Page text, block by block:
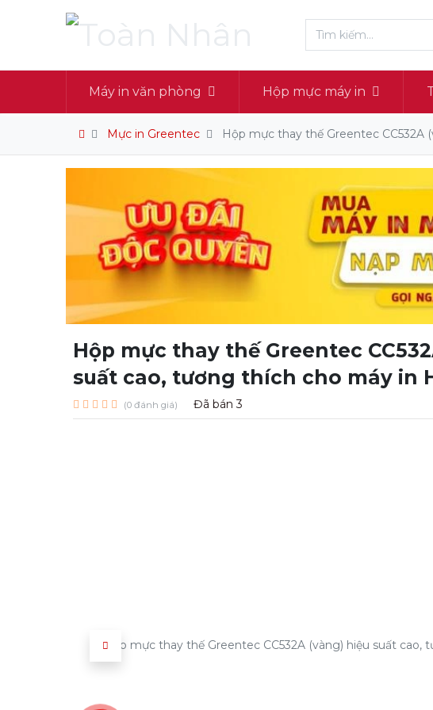
Máy in văn phòng Hộp mực máy in
Mực in Greentec Hộp mực thay thế Greentec
Hộp mực thay thế Greentec
suất cao, tương thích cho máy in
(0 đánh giá) Đã bán3